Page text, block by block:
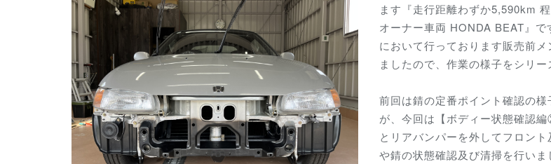
ます『走行距離わずか5,590km
オーナー車両 HONDA BEAT』で
において行っております販売前
ましたので、作業の様子をシリー
前回は錆の定番ポイント確認の
が、今回は【ボディー状態確認
とリアバンパーを外してフロン
や錆の状態確認及び清掃を行い